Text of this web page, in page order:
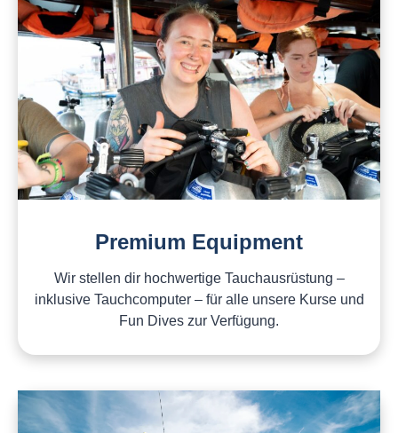
Premium Equipment
Wir stellen dir hochwertige Tauchausrüstung –
inklusive Tauchcomputer – für alle unsere Kurse und
Fun Dives zur Verfügung.